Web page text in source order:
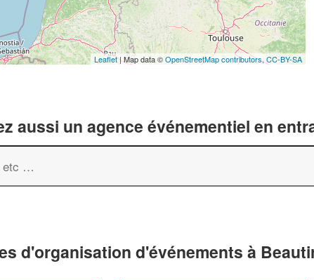
Leaflet| Map data ©OpenStreetMap contributors, CC-BY-SA
aussi un agence événementiel en
d'organisation d'événements à